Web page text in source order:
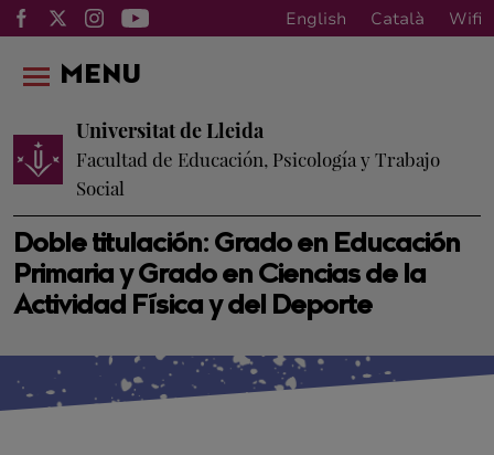
English Català Wifi
Doble titulación: Grado en Educación
Primaria y Grado en Ciencias de la
Actividad Física y del Deporte
Universitat de Lleida
Facultad de Educación, Psicología y Trabajo
Social
MENU